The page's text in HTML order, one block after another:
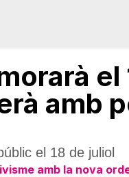
amb
el 18 de juliol
amb la nova